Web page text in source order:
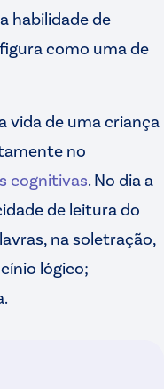
habilidade de
como uma de
vida de uma criança
no
cognitivas . No dia a
de leitura do
na soletração,
lógico;